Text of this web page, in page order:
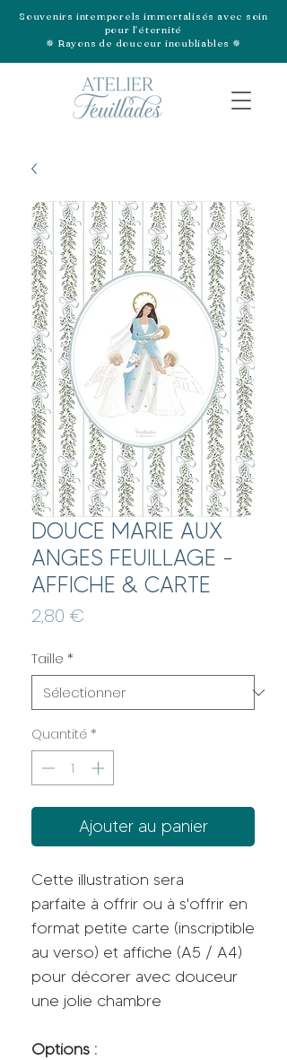
Souvenirs intemporels immortalisés avec soin
pour l'éternité
✵ Rayons de douceur inoubliables ✵
DOUCE MARIE AUX
ANGES FEUILLAGE -
AFFICHE & CARTE
2,80 €
Taille *
Quantité *
Ajouter au panier
Cette illustration sera
parfaite à offrir ou à s'offrir en
format petite carte (inscriptible
au verso) et affiche (A5 / A4)
pour décorer avec douceur
une jolie chambre
Options :